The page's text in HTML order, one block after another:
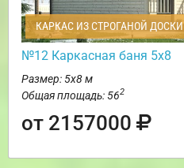
КАРКАС ИЗ СТРОГАНОЙ ДОСКИ
№12 Каркасная баня 5х8
Размер: 5х8 м
Общая площадь: 562
от 2157000